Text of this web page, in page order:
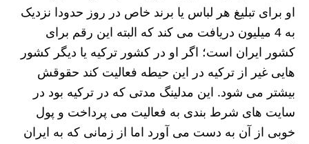
او برای تبلیغ هر لباس یا برند خاص در روز حدودا نزدیک
به 4 میلیون دریافت می کند که البته این رقم برای
کشور ایران است؛ اگر او در کشور ترکیه یا دیگر کشور
هایی غیر از ترکیه در این حیطه فعالیت کند حقوقش
بیشتر می شود. این مدلینگ مدتی که در ترکیه بود در
سایت های شرط بندی به فعالیت می پرداخت و پول
خوبی از آن به دست می آورد اما از زمانی که به ایران